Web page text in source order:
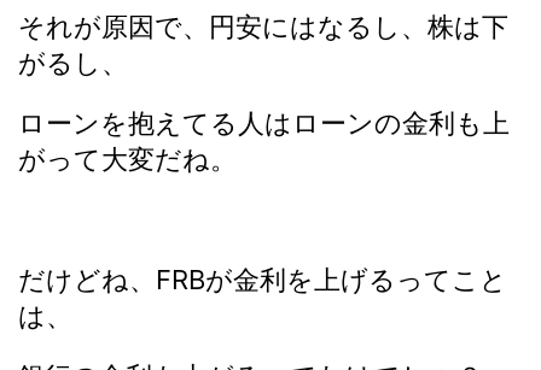
それが原因で、円安にはなるし、株は下
がるし、
ローンを抱えてる人はローンの金利も上
がって大変だね。
だけどね、FRBが金利を上げるってこと
は、